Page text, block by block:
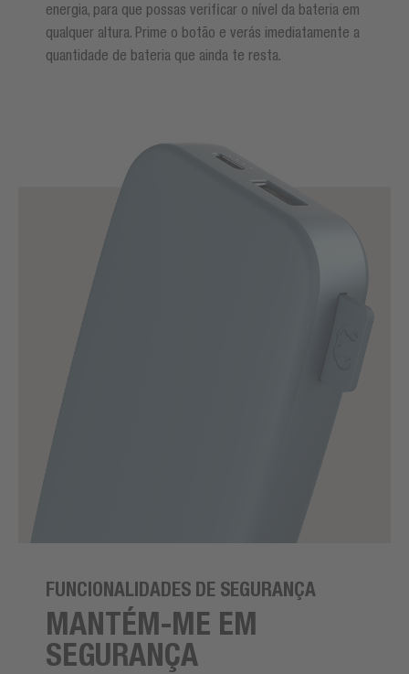
energia, para que possas verificar o nível da bateria em
qualquer altura. Prime o botão e verás imediatamente a
quantidade de bateria que ainda te resta.
FUNCIONALIDADES DE SEGURANÇA
MANTÉM-ME EM
SEGURANÇA